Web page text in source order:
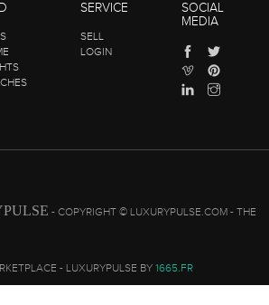
SERVICE
SELL
LOGIN
SOCIAL
MEDIA
- COPYRIGHT © LUXURYPULSE.COM - THE
- LUXURYPULSE BY 1665.FR